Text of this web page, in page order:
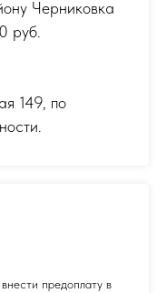
Черниковка
руб.
149, по
предоплату в